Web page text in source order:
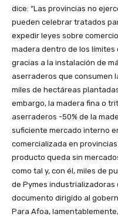
dice: “Las provincias no
pueden celebrar tratados
expedir leyes sobre
madera dentro de los
gracias a la instalación de
aserraderos que consumen
miles de hectáreas
embargo, la madera fina o
aserraderos -50% de la
suficiente mercado interno
comercializada en
producto queda sin
como tal y, con él, miles de
de Pymes industrializadoras
documento dirigido al
Para Afoa,